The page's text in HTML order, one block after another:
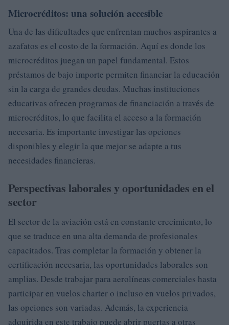
Microcréditos: una solución accesible
Una de las dificultades que enfrentan muchos aspirantes a
azafatos es el costo de la formación. Aquí es donde los
microcréditos juegan un papel fundamental. Estos
préstamos de bajo importe permiten financiar la educación
sin la carga de grandes deudas. Muchas instituciones
educativas ofrecen programas de financiación a través de
microcréditos, lo que facilita el acceso a la formación
necesaria. Es importante investigar las opciones
disponibles y elegir la que mejor se adapte a tus
necesidades financieras.
Perspectivas laborales y oportunidades en el
sector
El sector de la aviación está en constante crecimiento, lo
que se traduce en una alta demanda de profesionales
capacitados. Tras completar la formación y obtener la
certificación necesaria, las oportunidades laborales son
amplias. Desde trabajar para aerolíneas comerciales hasta
participar en vuelos charter o incluso en vuelos privados,
las opciones son variadas. Además, la experiencia
adquirida en este trabajo puede abrir puertas a otras